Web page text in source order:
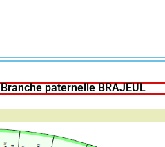
Branche paternelle BRAJEUL